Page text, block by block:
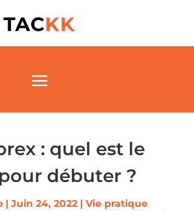
TACKK
: quel est le
débuter ?
| Juin 24, 2022| Vie pratique